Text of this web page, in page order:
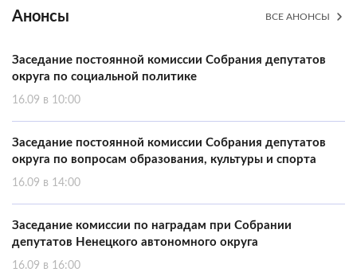
Анонсы ВСЕ АНОНСЫ
Заседание постоянной комиссии Собрания депутатов
округа по социальной политике
16.09 в 10:00
Заседание постоянной комиссии Собрания депутатов
округа по вопросам образования, культуры и спорта
16.09 в 14:00
Заседание комиссии по наградам при Собрании
депутатов Ненецкого автономного округа
16.09 в 16:00